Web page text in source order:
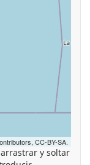
CC-BY-SA.
y soltar